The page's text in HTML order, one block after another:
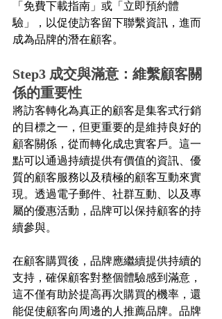
「免費下載指南」或「立即預約體
驗」，以促使訪客留下聯繫資訊，進而
成為品牌的潛在顧客。
Step3 成交與滿意：維繫顧客關
係的重要性
將訪客轉化為真正的顧客是集客式行銷
的目標之一，但更重要的是維持良好的
顧客關係，從而轉化成忠實客戶。這一
點可以通過持續提供有價值的資訊、優
質的顧客服務以及積極的顧客互動來實
現。透過電子郵件、社群互動、以及專
屬的優惠活動，品牌可以保持顧客的持
續參與。
在顧客購買後，品牌應繼續提供持續的
支持，確保顧客對整個體驗感到滿意，
這不僅有助於提高再次購買的機率，還
能促使顧客向周邊的人推薦品牌。品牌